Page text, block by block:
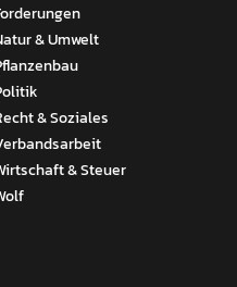
& Umwelt
& Soziales
& Steuer